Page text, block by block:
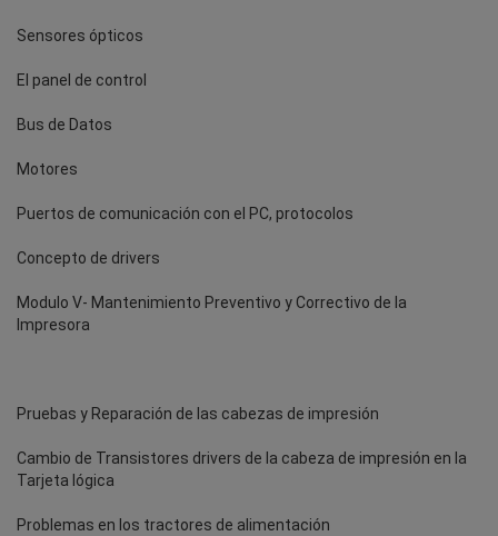
Sensores ópticos
El panel de control
Bus de Datos
Motores
Puertos de comunicación con el PC, protocolos
Concepto de drivers
Modulo V- Mantenimiento Preventivo y Correctivo de la
Impresora
Pruebas y Reparación de las cabezas de impresión
Cambio de Transistores drivers de la cabeza de impresión en la
Tarjeta lógica
Problemas en los tractores de alimentación